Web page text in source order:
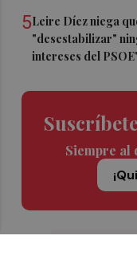
5Leire Díez niega
"desestabilizar"
intereses del
Siempre al